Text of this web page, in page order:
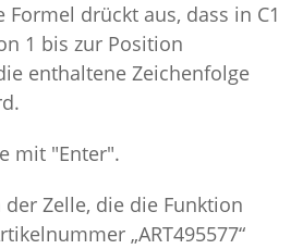
Formel drückt aus, dass in C1
1 bis zur Position
enthaltene Zeichenfolge
mit "Enter".
Zelle, die die Funktion
„ART495577“